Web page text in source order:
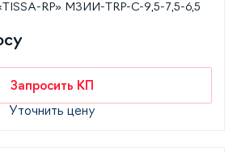
RP» МЗИИ-TRP-С-9,5-7,5-6,5
Запросить КП
Уточнить цену